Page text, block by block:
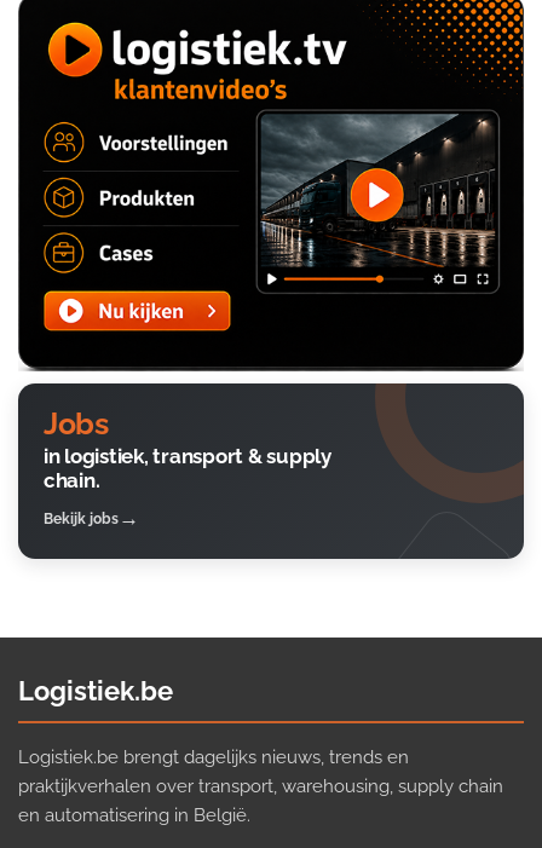
Jobs
in logistiek, transport & supply
chain.
Bekijk jobs
Logistiek.be
Logistiek.be brengt dagelijks nieuws, trends en
praktijkverhalen over transport, warehousing, supply chain
en automatisering in België.